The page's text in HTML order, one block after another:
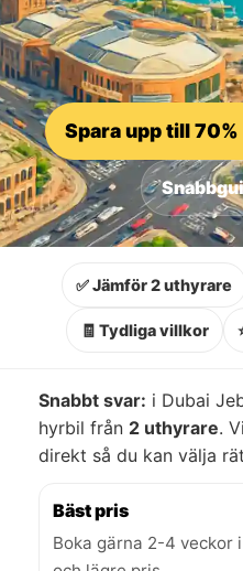
Spara upp till
✅ Jämför 2 uthyrare
🧾 Tydliga villkor
Snabbt svar: i Dubai
hyrbil från 2 uthyrare.
direkt så du kan välja
Bäst pris
Boka gärna 2-4 veckor